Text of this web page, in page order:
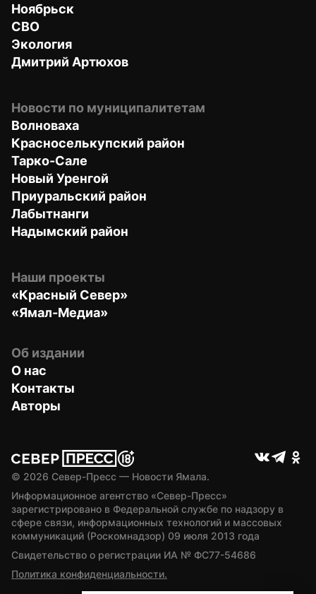
Ноябрьск
СВО
Экология
Дмитрий Артюхов
Новости по муниципалитетам
Волноваха
Красноселькупский район
Тарко-Сале
Новый Уренгой
Приуральский район
Лабытнанги
Надымский район
Наши проекты
«Красный Север»
«Ямал-Медиа»
Об издании
О нас
Контакты
Авторы
© 2026 Север-Пресс — Новости Ямала.
Информационное агентство «Север-Пресс»
зарегистрировано в Федеральной службе по надзору в
сфере связи, информационных технологий и массовых
коммуникаций (Роскомнадзор) 09 июля 2013 года
Свидетельство о регистрации ИА № ФС77-54686
Политика конфиденциальности.